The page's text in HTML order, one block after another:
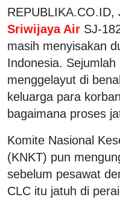
REPUBLIKA.CO.ID,
Sriwijaya Air SJ-
masih menyisakan
Indonesia.
menggelayut di
keluarga para
bagaimana proses
Komite Nasional
(KNKT) pun
sebelum pesawat
CLC itu jatuh di